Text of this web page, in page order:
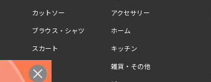
カットソー
ブラウス・シャツ
スカート
パンツ
アクセサリー
ホーム
キッチン
雑貨・その他